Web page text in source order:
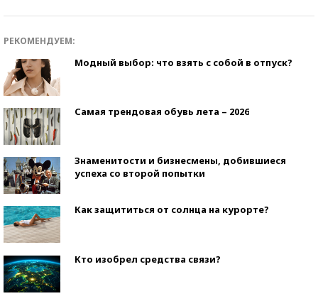
РЕКОМЕНДУЕМ:
Модный выбор: что взять с собой в отпуск?
Самая трендовая обувь лета – 2026
Знаменитости и бизнесмены, добившиеся
успеха со второй попытки
Как защититься от солнца на курорте?
Кто изобрел средства связи?